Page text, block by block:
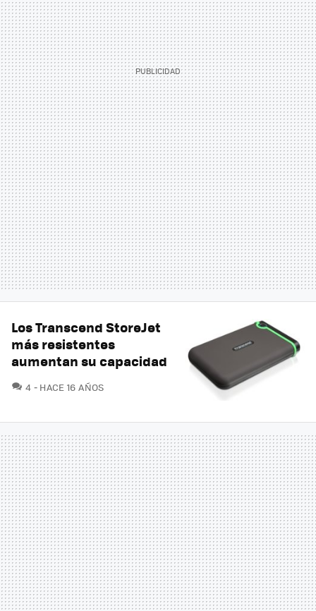
Los Transcend StoreJet
más resistentes
aumentan su capacidad
4 COMENTARIOS
HACE 16 AÑOS